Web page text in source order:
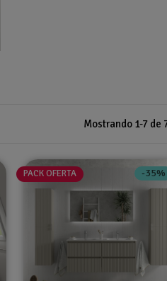
Mostrando 1-7 de
PACK OFERTA -35%